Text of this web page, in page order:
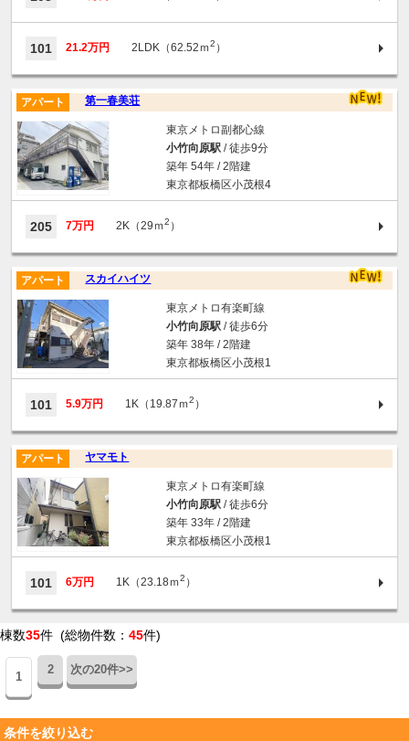
101 21.2万円 2LDK（62.52ｍ2 ）
第一春美荘
アパート
東京メトロ副都心線
小竹向原駅/ 徒歩9分
築年 54年 / 2階建
東京都板橋区小茂根4
205 7万円 2K（29ｍ2 ）
スカイハイツ
アパート
東京メトロ有楽町線
小竹向原駅/ 徒歩6分
築年 38年 / 2階建
東京都板橋区小茂根1
101 5.9万円 1K（19.87ｍ2 ）
ヤマモト
アパート
東京メトロ有楽町線
小竹向原駅/ 徒歩6分
築年 33年 / 2階建
東京都板橋区小茂根1
101 6万円 1K（23.18ｍ2 ）
棟数35件 (総物件数： 45件)
1
2 次の20件>>
条件を絞り込む